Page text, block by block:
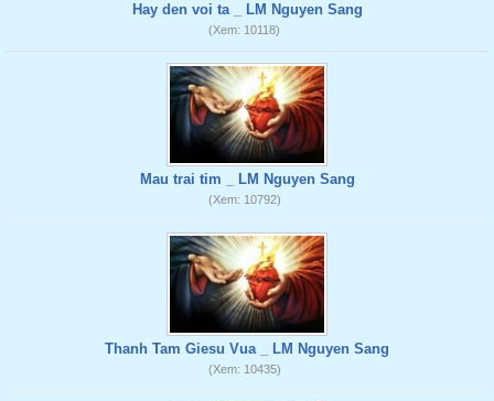
Hay den voi ta _ LM Nguyen Sang
(Xem: 10118)
Mau trai tim _ LM Nguyen Sang
(Xem: 10792)
Thanh Tam Giesu Vua _ LM Nguyen Sang
(Xem: 10435)